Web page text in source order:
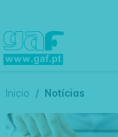
Inicio Notícias